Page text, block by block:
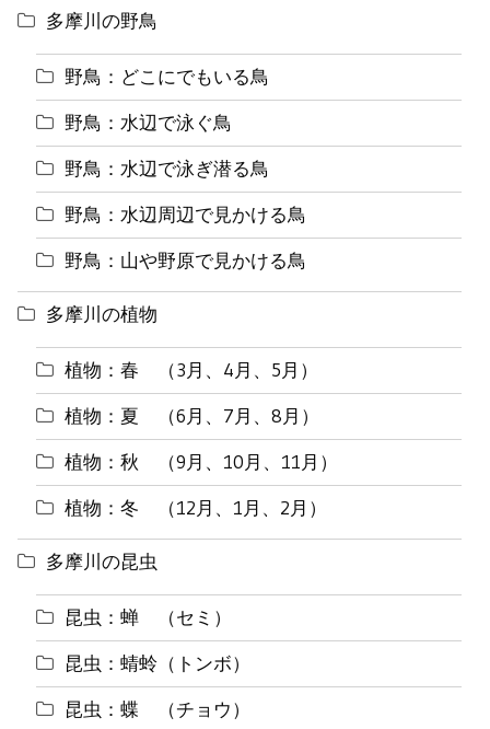
多摩川の野鳥
野鳥：どこにでもいる鳥
野鳥：水辺で泳ぐ鳥
野鳥：水辺で泳ぎ潜る鳥
野鳥：水辺周辺で見かける鳥
野鳥：山や野原で見かける鳥
多摩川の植物
植物：春 （3月、4月、5月）
植物：夏 （6月、7月、8月）
植物：秋 （9月、10月、11月）
植物：冬 （12月、1月、2月）
多摩川の昆虫
昆虫：蝉 （セミ）
昆虫：蜻蛉（トンボ）
昆虫：蝶 （チョウ）